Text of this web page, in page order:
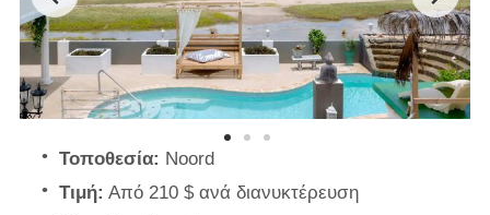
Τοποθεσία: Noord
Τιμή: Από 210 $ ανά διανυκτέρευση